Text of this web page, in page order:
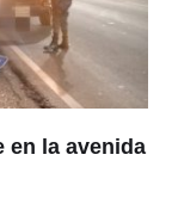
en la avenida